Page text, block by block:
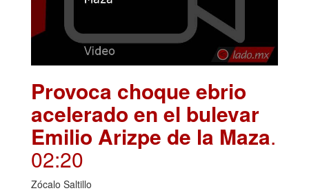
Provoca choque ebrio
acelerado en el bulevar
Emilio Arizpe de la Maza.
02:20
Zócalo Saltillo